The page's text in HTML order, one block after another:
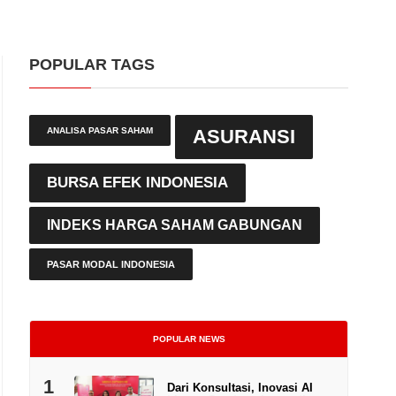
POPULAR TAGS
ANALISA PASAR SAHAM ASURANSI
BURSA EFEK INDONESIA
INDEKS HARGA SAHAM GABUNGAN
PASAR MODAL INDONESIA
POPULAR NEWS
1
Dari Konsultasi, Inovasi AI